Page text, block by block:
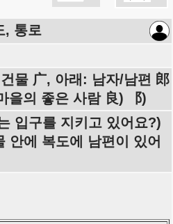
, 통로
물 广, 아래: 남자/남편 郎
을의 좋은 사람 良) ⻏)
입구를 지키고 있어요?)
안에 복도에 남편이 있어